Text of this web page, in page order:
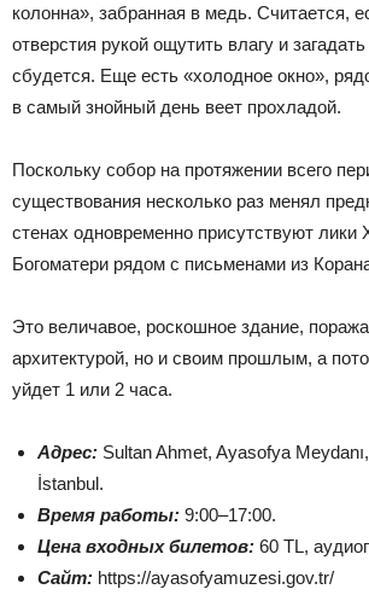
колонна», забранная в медь. Считается,
отверстия рукой ощутить влагу и
сбудется. Еще есть «холодное окно»,
в самый знойный день веет прохладой.
Поскольку собор на протяжении всего
существования несколько раз менял
стенах одновременно присутствуют лики
Богоматери рядом с письменами из
Это величавое, роскошное здание,
архитектурой, но и своим прошлым, а
уйдет 1 или 2 часа.
Адрес: Sultan Ahmet, Ayasofya
İstanbul.
Время работы: 9:00–17:00.
Цена входных билетов: 60 TL,
Сайт: https://ayasofyamuzesi.gov.tr/